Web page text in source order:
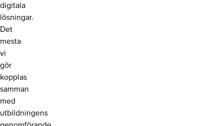
digitala
lösningar.
Det
mesta
vi
gör
kopplas
samman
med
utbildningens